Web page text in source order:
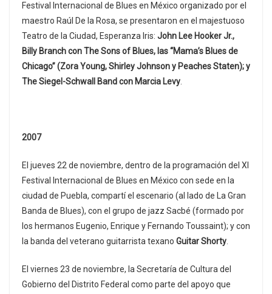
Festival Internacional de Blues en México organizado por el
maestro Raúl De la Rosa, se presentaron en el majestuoso
Teatro de la Ciudad, Esperanza Iris: John Lee Hooker Jr.,
Billy Branch con The Sons of Blues, las “Mama’s Blues de
Chicago” (Zora Young, Shirley Johnson y Peaches Staten); y
The Siegel-Schwall Band con Marcia Levy.
2007
El jueves 22 de noviembre, dentro de la programación del XI
Festival Internacional de Blues en México con sede en la
ciudad de Puebla, compartí el escenario (al lado de La Gran
Banda de Blues), con el grupo de jazz Sacbé (formado por
los hermanos Eugenio, Enrique y Fernando Toussaint); y con
la banda del veterano guitarrista texano Guitar Shorty.
El viernes 23 de noviembre, la Secretaría de Cultura del
Gobierno del Distrito Federal como parte del apoyo que